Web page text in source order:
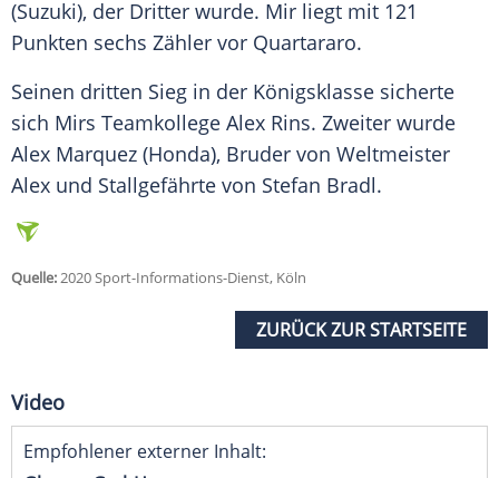
(Suzuki), der Dritter wurde. Mir liegt mit 121
Punkten sechs Zähler vor Quartararo.
Seinen dritten Sieg in der Königsklasse sicherte
sich Mirs Teamkollege Alex Rins. Zweiter wurde
Alex Marquez (Honda), Bruder von Weltmeister
Alex und Stallgefährte von Stefan Bradl.
Quelle:2020 Sport-Informations-Dienst, Köln
ZURÜCK ZUR STARTSEITE
Video
Empfohlener externer Inhalt: